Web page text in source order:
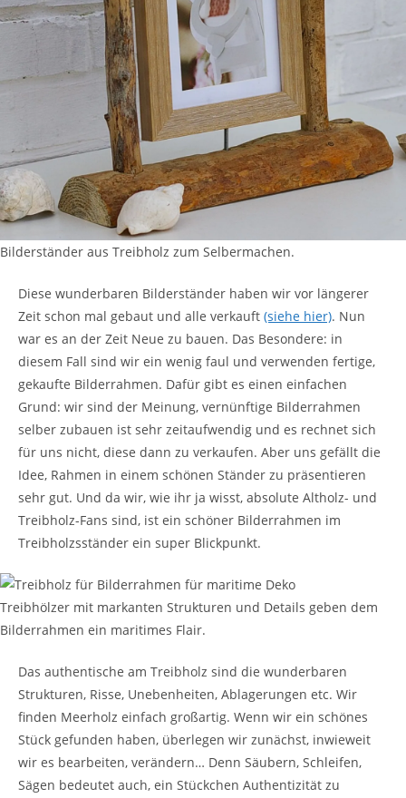
Bilderständer aus Treibholz zum Selbermachen.
Diese wunderbaren Bilderständer haben wir vor längerer
Zeit schon mal gebaut und alle verkauft (siehe hier). Nun
war es an der Zeit Neue zu bauen. Das Besondere: in
diesem Fall sind wir ein wenig faul und verwenden fertige,
gekaufte Bilderrahmen. Dafür gibt es einen einfachen
Grund: wir sind der Meinung, vernünftige Bilderrahmen
selber zubauen ist sehr zeitaufwendig und es rechnet sich
für uns nicht, diese dann zu verkaufen. Aber uns gefällt die
Idee, Rahmen in einem schönen Ständer zu präsentieren
sehr gut. Und da wir, wie ihr ja wisst, absolute Altholz- und
Treibholz-Fans sind, ist ein schöner Bilderrahmen im
Treibholzsständer ein super Blickpunkt.
Treibhölzer mit markanten Strukturen und Details geben dem
Bilderrahmen ein maritimes Flair.
Das authentische am Treibholz sind die wunderbaren
Strukturen, Risse, Unebenheiten, Ablagerungen etc. Wir
finden Meerholz einfach großartig. Wenn wir ein schönes
Stück gefunden haben, überlegen wir zunächst, inwieweit
wir es bearbeiten, verändern… Denn Säubern, Schleifen,
Sägen bedeutet auch, ein Stückchen Authentizität zu